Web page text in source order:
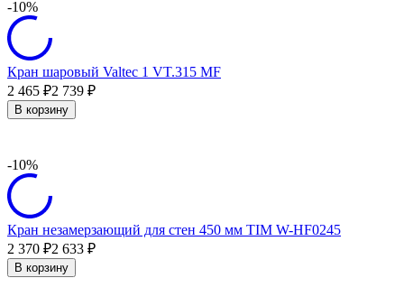
-10%
Кран шаровый Valtec 1 VT.315 MF
2 465 ₽2 739 ₽
В корзину
-10%
Кран незамерзающий для стен 450 мм TIM W-HF0245
2 370 ₽2 633 ₽
В корзину